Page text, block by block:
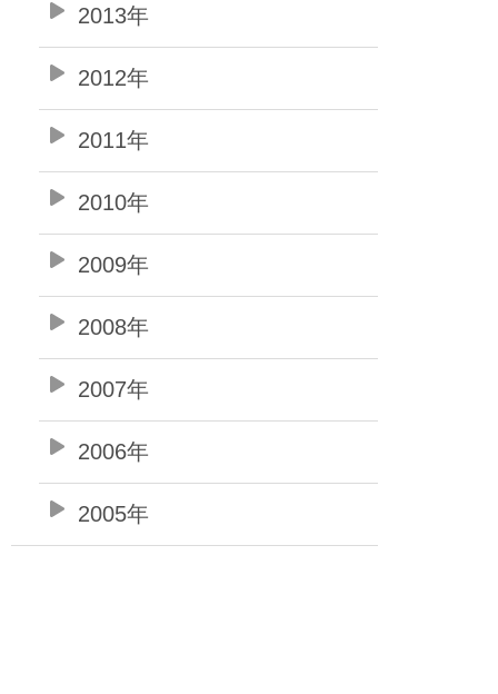
2013年
2012年
2011年
2010年
2009年
2008年
2007年
2006年
2005年